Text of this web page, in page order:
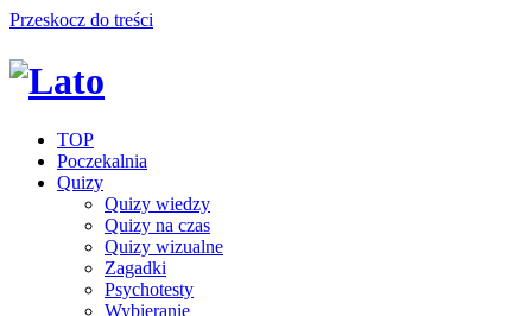
Przeskocz do treści
TOP
Poczekalnia
Quizy
Quizy wiedzy
Quizy na czas
Quizy wizualne
Zagadki
Psychotesty
Wybieranie